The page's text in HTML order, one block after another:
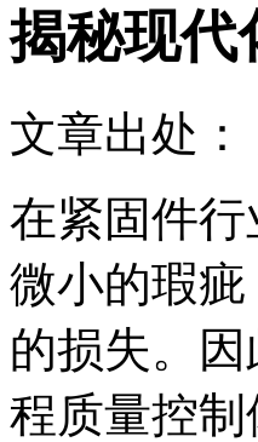
揭秘现代
文章出处：
在紧固件
微小的瑕
的损失。
程质量控